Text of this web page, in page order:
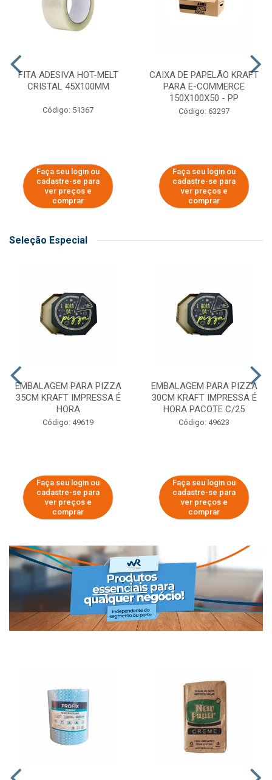
FITA ADESIVA HOT-MELT
CRISTAL 45X100MM
Código: 51367
Faça seu login ou
cadastre-se para
ver preços e
comprar
CAIXA DE PAPELÃO KRAFT
PARA E-COMMERCE
150X100X50 - PP
Código: 63297
Faça seu login ou
cadastre-se para
ver preços e
comprar
Seleção Especial
EMBALAGEM PARA PIZZA
35CM KRAFT IMPRESSA É
HORA
Código: 49619
Faça seu login ou
cadastre-se para
ver preços e
comprar
EMBALAGEM PARA PIZZA
30CM KRAFT IMPRESSA É
HORA PACOTE C/25
Código: 49623
Faça seu login ou
cadastre-se para
ver preços e
comprar